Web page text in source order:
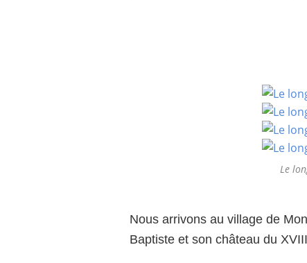
Le
Nous arrivons au village de
Baptiste et son château du